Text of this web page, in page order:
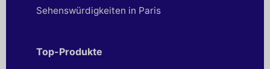
Sehenswürdigkeiten in Paris
Top-Produkte